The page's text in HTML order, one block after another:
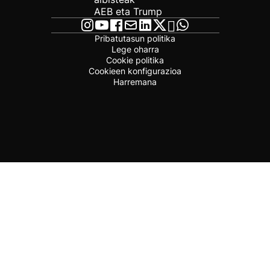
AEB eta Trump
Pribatutasun politika
Lege oharra
Cookie politika
Cookieen konfigurazioa
Harremana